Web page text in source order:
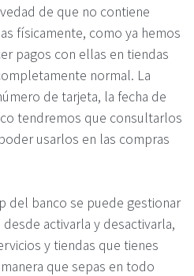
de que no contiene
físicamente, como ya hemos
pagos con ellas en tiendas
normal. La
de tarjeta, la fecha de
tendremos que consultarlos
usarlos en las compras
del banco se puede gestionar
activarla y desactivarla,
y tiendas que tienes
que sepas en todo